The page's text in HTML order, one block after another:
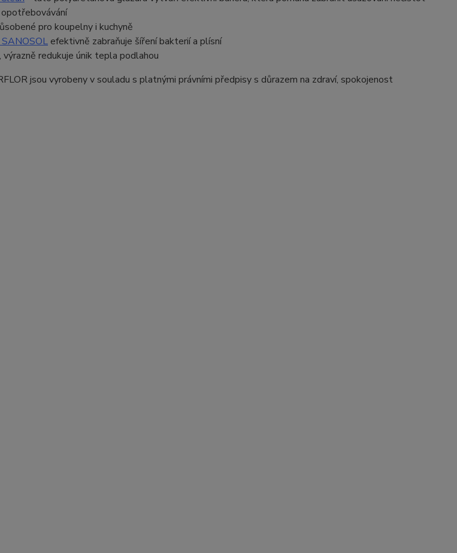
pro koupelny i kuchyně
Lefektivně zabraňuje šíření bakterií a plísní
, výrazně redukuje únik tepla podlahou
jsou vyrobeny v souladu s platnými právními předpisy s důrazem na zdraví, spokojenost